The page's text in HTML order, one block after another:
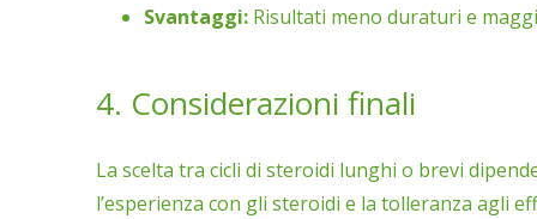
Svantaggi: Risultati meno duraturi e
4. Considerazioni finali
La scelta tra cicli di steroidi lunghi o brevi
l’esperienza con gli steroidi e la tolleranza agli